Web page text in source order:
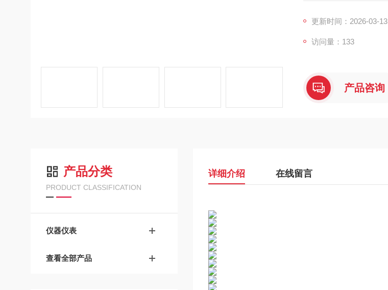
更新时间：2026-03-13
访问量：133
产品咨询
产品分类
PRODUCT CLASSIFICATION
仪器仪表
查看全部产品
详细介绍 在线留言